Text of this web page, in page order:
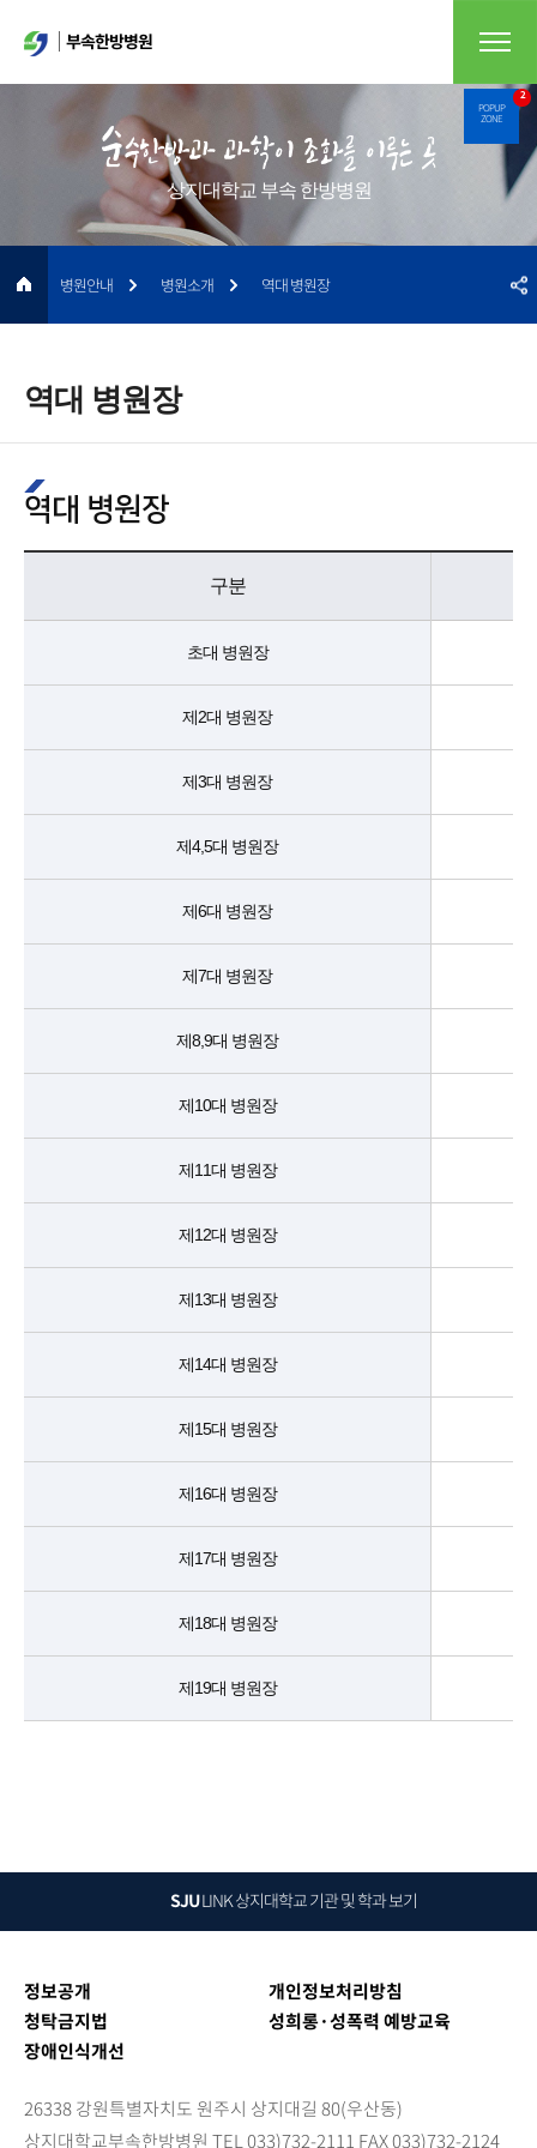
POPUP
ZONE
2
부속한방병원
상지대학교 부속 한방병원
역대 병원장
병원안내 병원소개 역대 병원장
역대 병원장
구분
초대 병원장
제2대 병원장
제3대 병원장
제4,5대 병원장
제6대 병원장
제7대 병원장
제8,9대 병원장
제10대 병원장
제11대 병원장
제12대 병원장
제13대 병원장
제14대 병원장
제15대 병원장
제16대 병원장
제17대 병원장
제18대 병원장
제19대 병원장
SJULINK상지대학교 기관 및 학과 보기
정보공개
개인정보처리방침
청탁금지법
성희롱·성폭력 예방교육
장애인식개선
26338 강원특별자치도 원주시 상지대길 80(우산동)
상지대학교부속한방병원 TEL 033)732-2111 FAX 033)732-2124